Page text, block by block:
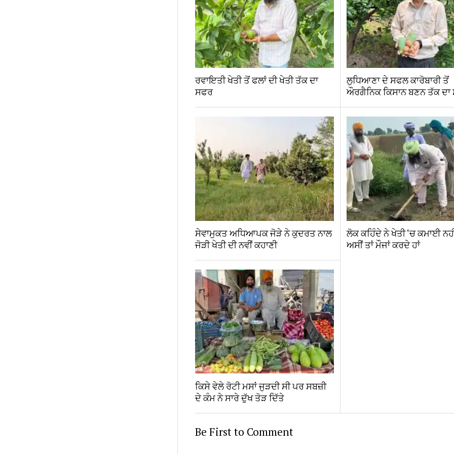
ਰਵਾਇਤੀ ਖੇਤੀ ਤੋਂ ਫਲਾਂ ਦੀ ਖੇਤੀ ਤੱਕ ਦਾ
ਸਫਰ
ਲੁਧਿਆਣਾ ਦੇ ਸਫਲ ਕਾਰੋਬਾਰੀ ਤੋਂ
ਔਰਗੈਨਿਕ ਕਿਸਾਨ ਬਣਨ ਤੱਕ
ਸੇਵਾਮੁਕਤ ਅਧਿਆਪਕ ਜੋੜੇ ਨੇ ਕੁਦਰਤ ਨਾਲ
ਜੋੜੀ ਖੇਤੀ ਦੀ ਨਵੀਂ ਕਹਾਣੀ
ਲੋਕ ਕਹਿੰਦੇ ਨੇ ਖੇਤੀ ‘ਚ ਕਮਾਈ
ਅਸੀਂ ਤਾਂ ਮੌਜਾਂ ਕਰਦੇ ਹਾਂ
ਕਿਸੇ ਵੇਲੇ ਰੋਟੀ ਮਸਾਂ ਜੁੜਦੀ ਸੀ ਪਰ ਸਬਜ਼ੀ
ਦੇ ਕੰਮ ਨੇ ਸਾਰੇ ਦੁੱਖ ਤੋੜ ਦਿੱਤੇ
Be First to Comment